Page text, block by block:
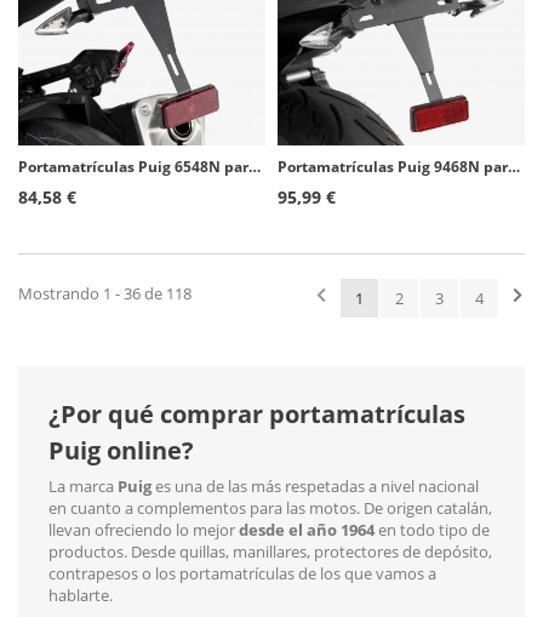
Portamatrículas Puig 6548N para Kawasaki Z800 (13-16), Z800E (13-16)
84,58 €
Portamatrículas Puig 9468N para Yamaha T-MAX 530 (17-19)
95,99 €
1 2 3 4
Mostrando 1 - 36 de 118
¿Por qué comprar portamatrículas
Puig online?
La marca Puiges una de las más respetadas a nivel nacional
en cuanto a complementos para las motos. De origen catalán,
llevan ofreciendo lo mejordesde el año 1964en todo tipo de
productos. Desde quillas, manillares, protectores de depósito,
contrapesos o los portamatrículas de los que vamos a
hablarte.